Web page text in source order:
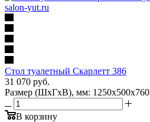
Стол туалетный Скарлетт 386
31 070 руб.
Размер (ШхГхВ), мм: 1250х500х760
В корзину